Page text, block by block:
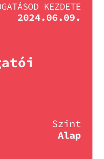
KEZDETE
2024.06.09.
Szint
Alap